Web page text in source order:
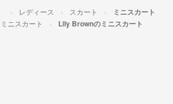
レディース スカート ミニスカート
ミニスカート Lily Brownのミニスカート